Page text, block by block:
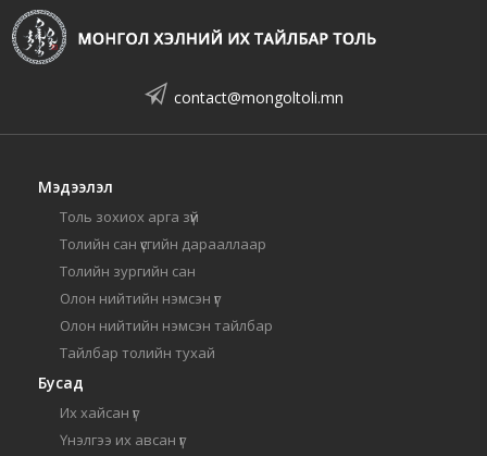
contact@mongoltoli.mn
Мэдээлэл
Толь зохиох арга зүй
Толийн сан үсгийн дарааллаар
Толийн зургийн сан
Олон нийтийн нэмсэн үг
Олон нийтийн нэмсэн тайлбар
Тайлбар толийн тухай
Бусад
Их хайсан үг
Үнэлгээ их авсан үг